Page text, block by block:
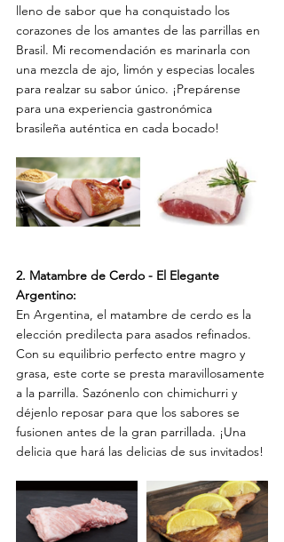
lleno de sabor que ha conquistado los
corazones de los amantes de las parrillas en
Brasil. Mi recomendación es marinarla con
una mezcla de ajo, limón y especias locales
para realzar su sabor único. ¡Prepárense
para una experiencia gastronómica
brasileña auténtica en cada bocado!
2. Matambre de Cerdo - El Elegante
Argentino:
En Argentina, el matambre de cerdo es la
elección predilecta para asados refinados.
Con su equilibrio perfecto entre magro y
grasa, este corte se presta maravillosamente
a la parrilla. Sazónenlo con chimichurri y
déjenlo reposar para que los sabores se
fusionen antes de la gran parrillada. ¡Una
delicia que hará las delicias de sus invitados!